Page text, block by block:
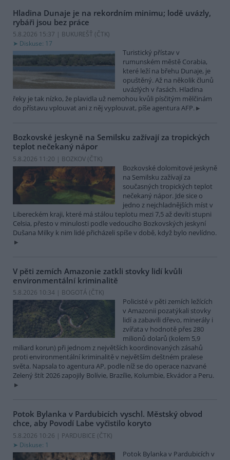
Hladina Dunaje je na rekordním minimu; lodě uvázly,
rybáři jsou bez práce
5.8.2026 15:37 | BUKUREŠŤ (ČTK)
Diskuse: 17
Turistický přístav v
rumunském městě Corabia,
které leží na břehu Dunaje, je
opuštěný. Až na několik člunů
uvázlých v řasách. Hladina
řeky je tak nízko, že plavidla už nemohou kvůli písčitým mělčinám
do přístavu vplouvat ani z něj vyplouvat, píše agentura AFP.
Bozkovské jeskyně na Semilsku zažívají za tropických
teplot nečekaný nápor
5.8.2026 11:20 | BOZKOV (ČTK)
Bozkovské dolomitové jeskyně
na Semilsku zažívají za
současných tropických teplot
nečekaný nápor. Jde sice o
jedno z nejchladnějších míst v
Libereckém kraji, které má stálou teplotu mezi 7,5 až devíti stupni
Celsia, přesto v minulosti podle vedoucího Bozkovských jeskyní
Dušana Milky k nim lidé přicházeli spíše v době, když bylo nevlídno.
V pěti zemích Amazonie zatkli stovky lidí kvůli
environmentální kriminalitě
5.8.2026 10:34 | BOGOTÁ (ČTK)
Policisté v pěti zemích ležících
v Amazonii pozatýkali stovky
lidí a zabavili dřevo, minerály i
zvířata v hodnotě přes 280
milionů dolarů (kolem 5,9
miliard korun) při jednom z největších koordinovaných zásahů
proti environmentální kriminalitě v největším deštném pralese
světa. Napsala to agentura AP, podle níž se do operace nazvané
Zelený štít 2026 zapojily Bolívie, Brazílie, Kolumbie, Ekvádor a Peru.
Potok Bylanka v Pardubicích vyschl. Městský obvod
chce, aby Povodí Labe vyčistilo koryto
5.8.2026 10:26 | PARDUBICE (ČTK)
Diskuse: 1
Potok Bylanka v Pardubicích v